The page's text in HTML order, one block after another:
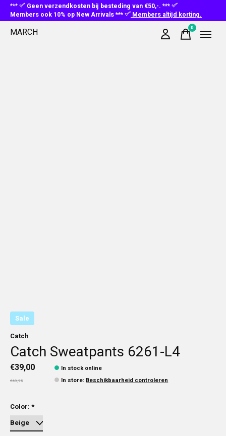
***
Geen verzendkosten bij besteding van €50,-. ***
Members ook 10% op New Arrivals ***
Members altijd korting.
MARCH 0items
Sale
Catch
Catch Sweatpants 6261-L4
€39,00
€69,95
In stock online
In store: Beschikbaarheid controleren
Color: *